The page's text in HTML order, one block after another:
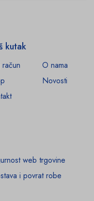
kutak
O nama
Novosti
web trgovine
i povrat robe